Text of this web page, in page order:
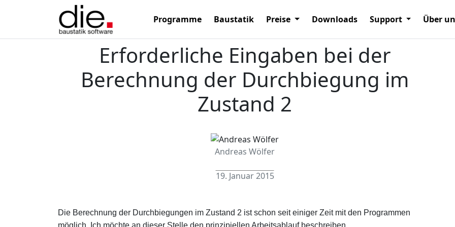
Programme Baustatik Preise Downloads Support Über
Erforderliche Eingaben bei der
Berechnung der Durchbiegung im
Zustand 2
Andreas Wölfer
19. Januar 2015
Die Berechnung der Durchbiegungen im Zustand 2 ist schon seit einiger Zeit mit den Programmen
möglich. Ich möchte an dieser Stelle den prinzipiellen Arbeitsablauf beschreiben.